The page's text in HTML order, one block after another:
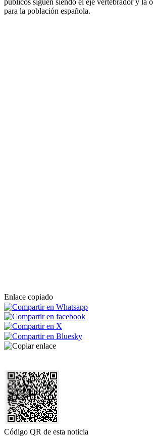
públicos siguen siendo el eje vertebrador y la
para la población española.
Enlace copiado
Código QR de esta noticia